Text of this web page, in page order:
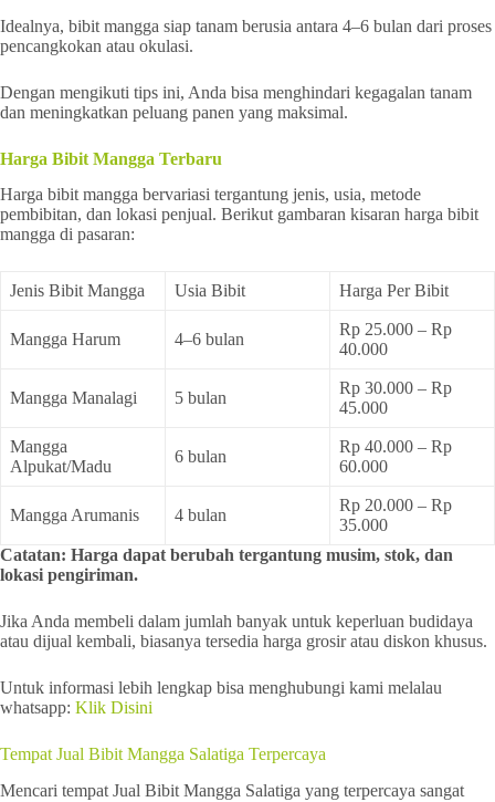
Idealnya, bibit mangga siap tanam berusia antara 4–6 bulan dari proses
pencangkokan atau okulasi.
Dengan mengikuti tips ini, Anda bisa menghindari kegagalan tanam
dan meningkatkan peluang panen yang maksimal.
Harga Bibit Mangga Terbaru
Harga bibit mangga bervariasi tergantung jenis, usia, metode
pembibitan, dan lokasi penjual. Berikut gambaran kisaran harga bibit
mangga di pasaran:
Jenis Bibit Mangga Usia Bibit Harga Per Bibit
Mangga Harum 4–6 bulan
Rp 25.000 – Rp
40.000
Mangga Manalagi 5 bulan
Rp 30.000 – Rp
45.000
Mangga
Alpukat/Madu
6 bulan
Rp 40.000 – Rp
60.000
Mangga Arumanis 4 bulan
Rp 20.000 – Rp
35.000
Catatan: Harga dapat berubah tergantung musim, stok, dan
lokasi pengiriman.
Jika Anda membeli dalam jumlah banyak untuk keperluan budidaya
atau dijual kembali, biasanya tersedia harga grosir atau diskon khusus.
Untuk informasi lebih lengkap bisa menghubungi kami melalau
whatsapp: Klik Disini
Tempat Jual Bibit Mangga Salatiga Terpercaya
Mencari tempat Jual Bibit Mangga Salatiga yang terpercaya sangat